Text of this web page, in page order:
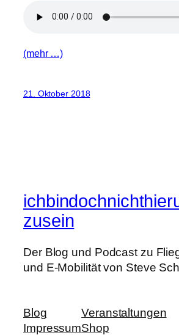
(mehr …)
21. Oktober 2018
zusein
Der Blog und Podcast zu
und E-Mobilität von Steve
Blog
Impressum
Veranstaltungen
Shop